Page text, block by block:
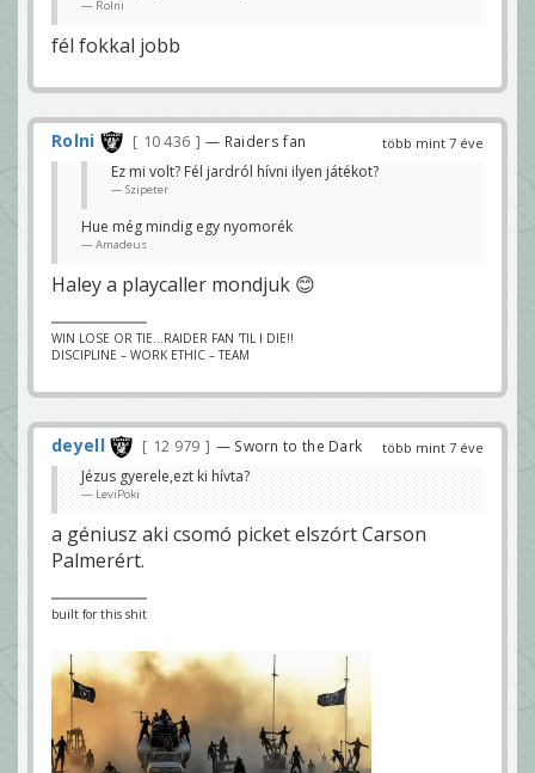
Rolni
fél fokkal jobb
több mint 7 éve
Rolni 10 436 — Raiders fan
Ez mi volt? Fél jardról hívni ilyen játékot?
Szipeter
Hue még mindig egy nyomorék
Amadeus
Haley a playcaller mondjuk 😊
WIN LOSE OR TIE...RAIDER FAN 'TIL I DIE!!
DISCIPLINE – WORK ETHIC – TEAM
több mint 7 éve
deyell 12 979 — Sworn to the Dark
Jézus gyerele,ezt ki hívta?
LeviPoki
a géniusz aki csomó picket elszórt Carson
Palmerért.
built for this shit